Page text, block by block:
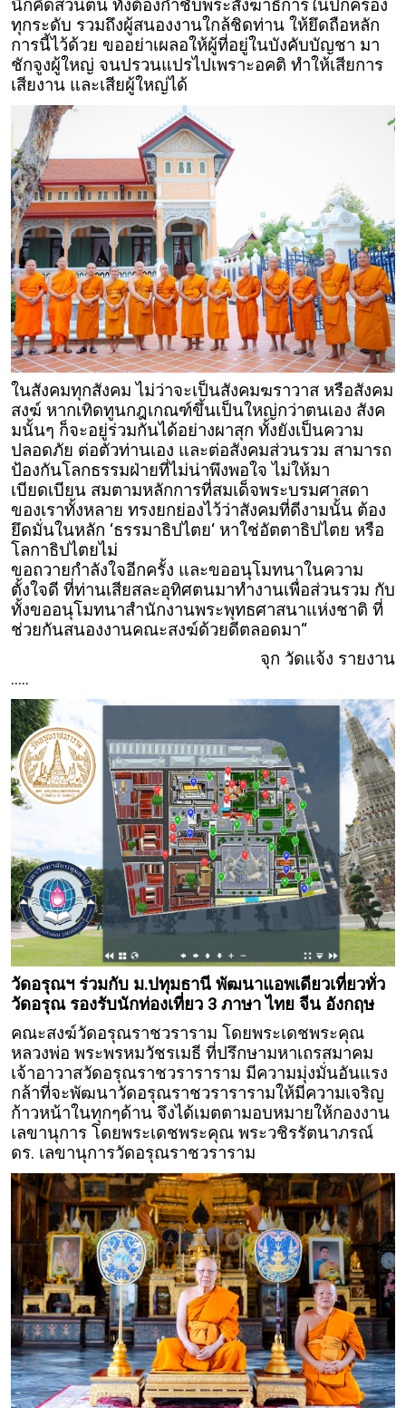
นึกคิดส่วนตน ทั้งต้องกำชับพระสังฆาธิการในปกครอง
ทุกระดับ รวมถึงผู้สนองงานใกล้ชิดท่าน ให้ยึดถือหลัก
การนี้ไว้ด้วย ขออย่าเผลอให้ผู้ที่อยู่ในบังคับบัญชา มา
ชักจูงผู้ใหญ่ จนปรวนแปรไปเพราะอคติ ทำให้เสียการ
เสียงาน และเสียผู้ใหญ่ได้
ในสังคมทุกสังคม ไม่ว่าจะเป็นสังคมฆราวาส หรือสังคม
สงฆ์ หากเทิดทูนกฎเกณฑ์ขึ้นเป็นใหญ่กว่าตนเอง สังค
มนั้นๆ ก็จะอยู่ร่วมกันได้อย่างผาสุก ทั้งยังเป็นความ
ปลอดภัย ต่อตัวท่านเอง และต่อสังคมส่วนรวม สามารถ
ป้องกันโลกธรรมฝ่ายที่ไม่น่าพึงพอใจ ไม่ให้มา
เบียดเบียน สมตามหลักการที่สมเด็จพระบรมศาสดา
ของเราทั้งหลาย ทรงยกย่องไว้ว่าสังคมที่ดีงามนั้น ต้อง
ยึดมั่นในหลัก ‘ธรรมาธิปไตย‘ หาใช่อัตตาธิปไตย หรือ
โลกาธิปไตยไม่
ขอถวายกำลังใจอีกครั้ง และขออนุโมทนาในความ
ตั้งใจดี ที่ท่านเสียสละอุทิศตนมาทำงานเพื่อส่วนรวม กับ
ทั้งขออนุโมทนาสำนักงานพระพุทธศาสนาแห่งชาติ ที่
ช่วยกันสนองงานคณะสงฆ์ด้วยดีตลอดมา“
จุก วัดแจ้ง รายงาน
.....
วัดอรุณฯ ร่วมกับ ม.ปทุมธานี พัฒนาแอพเดียวเที่ยวทั่ว
วัดอรุณ รองรับนักท่องเที่ยว 3 ภาษา ไทย จีน อังกฤษ
คณะสงฆ์วัดอรุณราชวราราม โดยพระเดชพระคุณ
หลวงพ่อ พระพรหมวัชรเมธี ที่ปรึกษามหาเถรสมาคม
เจ้าอาวาสวัดอรุณราชวราราราม มีความมุ่งมั่นอันแรง
กล้าที่จะพัฒนาวัดอรุณราชวรารารามให้มีความเจริญ
ก้าวหน้าในทุกๆด้าน จึงได้เมตตามอบหมายให้กองงาน
เลขานุการ โดยพระเดชพระคุณ พระวชิรรัตนาภรณ์
ดร. เลขานุการวัดอรุณราชวราราม